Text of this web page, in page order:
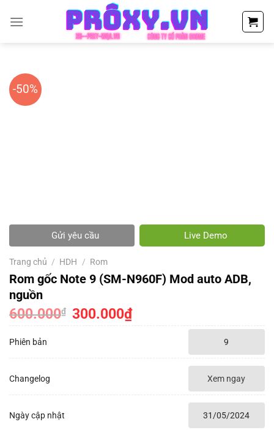
đến
-50%
Gửi yêu cầu Live Demo
Trang chủ / HDH / Rom
Rom gốc Note 9 (SM-N960F) Mod auto ADB,
nguồn
600.000₫
Giá
gốc
300.000₫Giá
hiện
Phiên bản 9
Changelog Xem ngay
Ngày cập nhật 31/05/2024